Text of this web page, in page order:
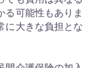
る可能性もありま
に大きな負担とな